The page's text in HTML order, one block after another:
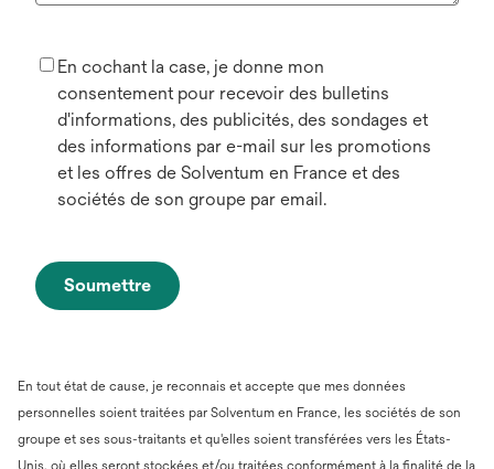
En cochant la case, je donne mon
consentement pour recevoir des bulletins
d'informations, des publicités, des sondages et
des informations par e-mail sur les promotions
et les offres de Solventum en France et des
sociétés de son groupe par email.
Soumettre
En tout état de cause, je reconnais et accepte que mes données
personnelles soient traitées par Solventum en France, les sociétés de son
groupe et ses sous-traitants et qu'elles soient transférées vers les États-
Unis, où elles seront stockées et/ou traitées conformément à la finalité de la